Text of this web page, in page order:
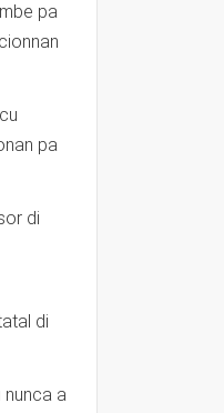
pa
pa
di
di
nunca a